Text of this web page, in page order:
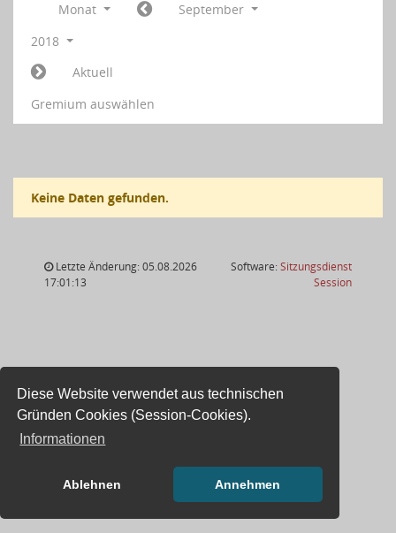
Diese Website verwendet aus technischen
Gründen Cookies (Session-Cookies).
Informationen
Ablehnen Annehmen
Monat
September
2018
Aktuell
Gremium auswählen
Keine Daten gefunden.
Letzte Änderung: 05.08.2026
17:01:13
Software:Sitzungsdienst
Session(Wird in